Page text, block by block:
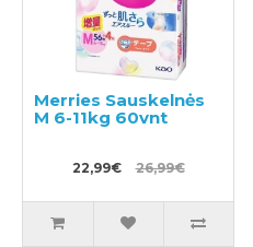
Merries Sauskelnės
M 6-11kg 60vnt
22,99€ 26,99€